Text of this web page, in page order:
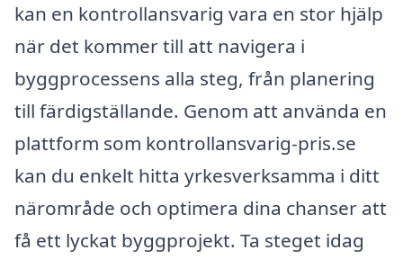
kan en kontrollansvarig vara en stor hjälp
när det kommer till att navigera i
byggprocessens alla steg, från planering
till färdigställande. Genom att använda en
plattform som kontrollansvarig-pris.se
kan du enkelt hitta yrkesverksamma i ditt
närområde och optimera dina chanser att
få ett lyckat byggprojekt. Ta steget idag